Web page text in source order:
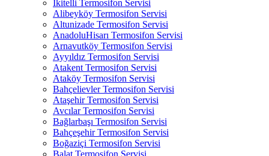
İkitelli Termosifon Servisi
Alibeyköy Termosifon Servisi
Altunizade Termosifon Servisi
AnadoluHisarı Termosifon Servisi
Arnavutköy Termosifon Servisi
Ayyıldız Termosifon Servisi
Atakent Termosifon Servisi
Ataköy Termosifon Servisi
Bahçelievler Termosifon Servisi
Ataşehir Termosifon Servisi
Avcılar Termosifon Servisi
Bağlarbaşı Termosifon Servisi
Bahçeşehir Termosifon Servisi
Boğaziçi Termosifon Servisi
Balat Termosifon Servisi